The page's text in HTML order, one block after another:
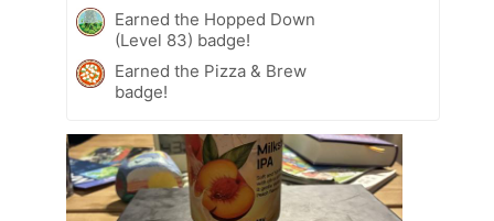
Earned the Hopped Down
(Level 83) badge!
Earned the Pizza & Brew
badge!